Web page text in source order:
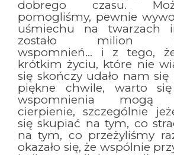
dobrego czasu.
pomogliśmy, pewnie
uśmiechu na twarzach
zostało milion
wspomnień… i z tego,
krótkim życiu, które nie
się skończy udało nam się
piękne chwile, warto
wspomnienia mogą
cierpienie, szczególnie
się skupiać na tym, co
na tym, co przeżyliśmy
okazało się, że wspólnie